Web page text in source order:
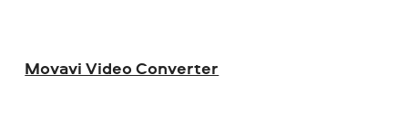
Movavi Video Converter